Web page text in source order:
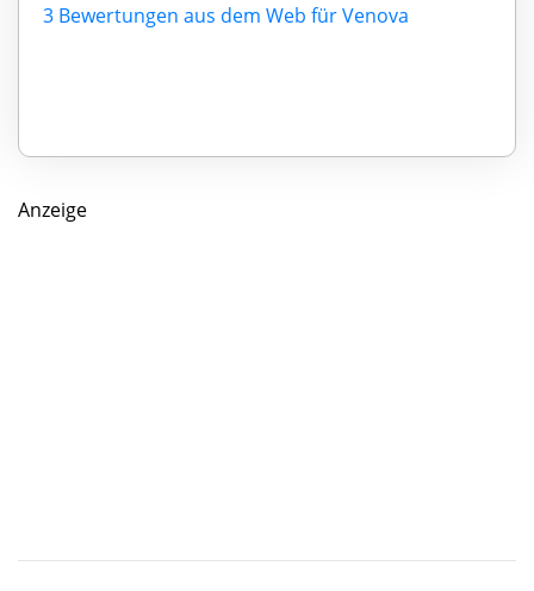
3 Bewertungen aus dem Web für Venova
Anzeige